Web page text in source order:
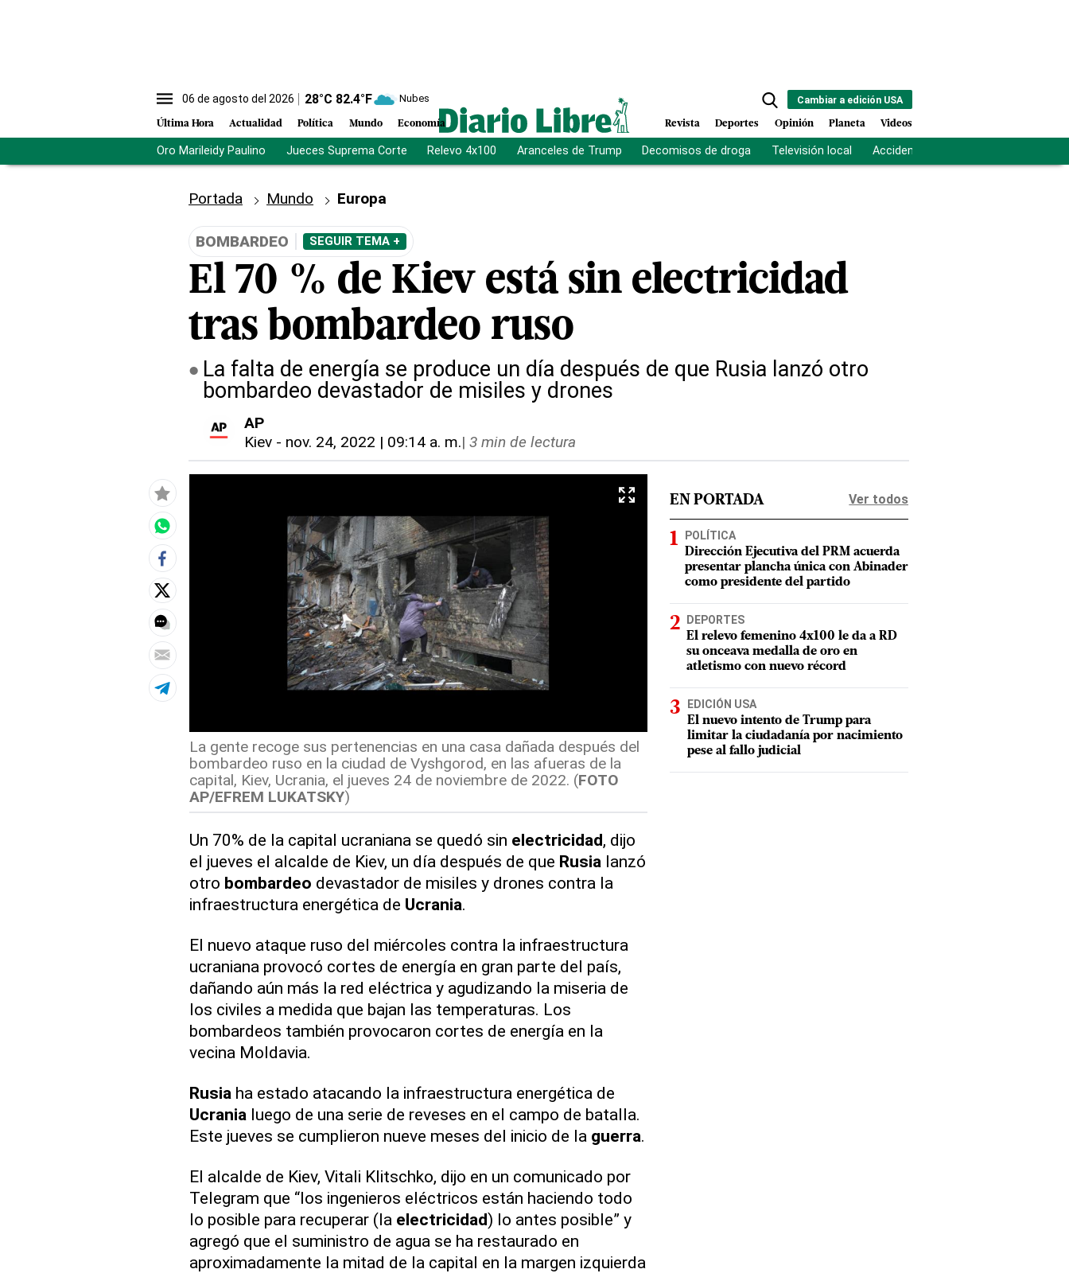
06 de agosto del 2026 28°C 82.4°F Nubes
Última Hora Actualidad Política Mundo Economía
Cambiar a edición USA
Revista Deportes Opinión Planeta Videos
Oro Marileidy Paulino Jueces Suprema Corte Relevo 4x100 Aranceles de Trump Decomisos de droga Televisión local Accidente Los Ríos
Portada Mundo Europa
BOMBARDEO SEGUIR TEMA +
El 70 % de Kiev está sin electricidad
tras bombardeo ruso
La falta de energía se produce un día después de que Rusia lanzó otro
bombardeo devastador de misiles y drones
AP
Kiev - nov. 24, 2022 | 09:14 a. m.| 3 min de lectura
La gente recoge sus pertenencias en una casa dañada después del
bombardeo ruso en la ciudad de Vyshgorod, en las afueras de la
capital, Kiev, Ucrania, el jueves 24 de noviembre de 2022. (FOTO
AP/EFREM LUKATSKY)
Un 70% de la capital ucraniana se quedó sin electricidad, dijo
el jueves el alcalde de Kiev, un día después de que Rusia lanzó
otro bombardeo devastador de misiles y drones contra la
infraestructura energética de Ucrania.
El nuevo ataque ruso del miércoles contra la infraestructura
ucraniana provocó cortes de energía en gran parte del país,
dañando aún más la red eléctrica y agudizando la miseria de
los civiles a medida que bajan las temperaturas. Los
bombardeos también provocaron cortes de energía en la
vecina Moldavia.
Rusia ha estado atacando la infraestructura energética de
Ucrania luego de una serie de reveses en el campo de batalla.
Este jueves se cumplieron nueve meses del inicio de la guerra.
El alcalde de Kiev, Vitali Klitschko, dijo en un comunicado por
Telegram que “los ingenieros eléctricos están haciendo todo
lo posible para recuperar (la electricidad) lo antes posible” y
agregó que el suministro de agua se ha restaurado en
aproximadamente la mitad de la capital en la margen izquierda
EN PORTADA Ver todos
POLÍTICA
Dirección Ejecutiva del PRM acuerda
presentar plancha única con Abinader
como presidente del partido
DEPORTES
El relevo femenino 4x100 le da a RD
su onceava medalla de oro en
atletismo con nuevo récord
EDICIÓN USA
El nuevo intento de Trump para
limitar la ciudadanía por nacimiento
pese al fallo judicial